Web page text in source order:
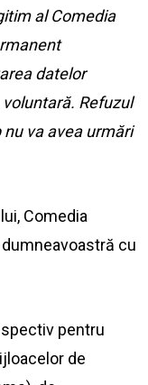
al Comedia
datelor
Refuzul
va avea urmări
Comedia
cu
pentru
de